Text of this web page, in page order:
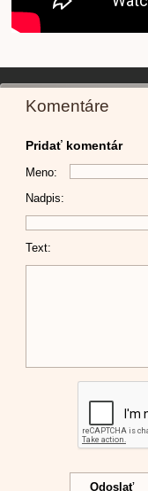
Komentáre
Pridať komentár
Meno:
Nadpis:
Text: